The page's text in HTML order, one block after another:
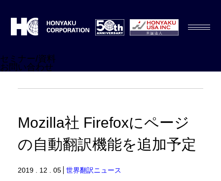
セミナー/資料
お問い合わせ
Mozilla社 Firefoxにページ
の自動翻訳機能を追加予定
2019 . 12 . 05 世界翻訳ニュース